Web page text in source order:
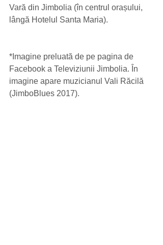
Vară din Jimbolia (în centrul orașului,
lângă Hotelul Santa Maria).
*Imagine preluată de pe pagina de
Facebook a Televiziunii Jimbolia. În
imagine apare muzicianul Vali Răcilă
(JimboBlues 2017).